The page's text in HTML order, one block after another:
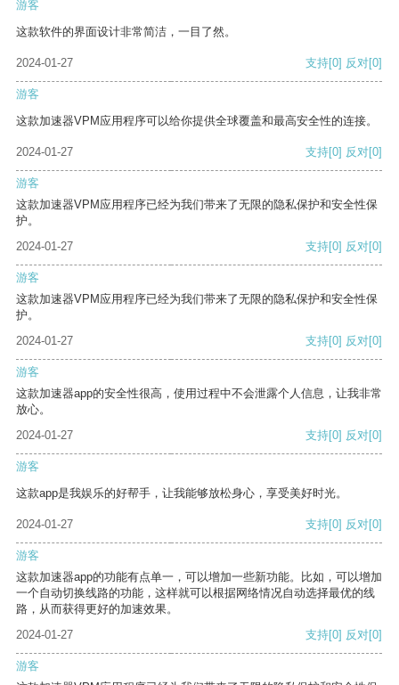
游客
这款软件的界面设计非常简洁，一目了然。
2024-01-27 支持[0] 反对[0]
游客
这款加速器VPM应用程序可以给你提供全球覆盖和最高安全性的连接。
2024-01-27 支持[0] 反对[0]
游客
这款加速器VPM应用程序已经为我们带来了无限的隐私保护和安全性保
护。
2024-01-27
支持[0] 反对[0]
游客
这款加速器VPM应用程序已经为我们带来了无限的隐私保护和安全性保
护。
2024-01-27
支持[0] 反对[0]
游客
这款加速器app的安全性很高，使用过程中不会泄露个人信息，让我非常
放心。
2024-01-27
支持[0] 反对[0]
游客
这款app是我娱乐的好帮手，让我能够放松身心，享受美好时光。
2024-01-27 支持[0] 反对[0]
游客
这款加速器app的功能有点单一，可以增加一些新功能。比如，可以增加
一个自动切换线路的功能，这样就可以根据网络情况自动选择最优的线
路，从而获得更好的加速效果。
2024-01-27
支持[0] 反对[0]
游客